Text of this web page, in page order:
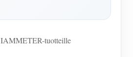
ja simulointijärjestelmä
tuotteille